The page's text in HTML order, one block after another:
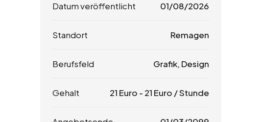
Datum veröffentlicht 01/08/2026
Standort Remagen
Berufsfeld Grafik, Design
Gehalt 21 Euro - 21 Euro / Stunde